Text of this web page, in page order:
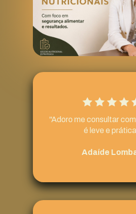
"Adoro me consultar
é leve e
Adaíde